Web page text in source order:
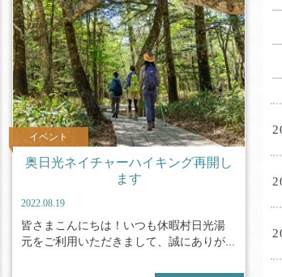
イベント
奥日光ネイチャーハイキング再開し
ます
2022.08.19
皆さまこんにちは！いつも休暇村日光湯
元をご利用いただきまして、誠にありが...